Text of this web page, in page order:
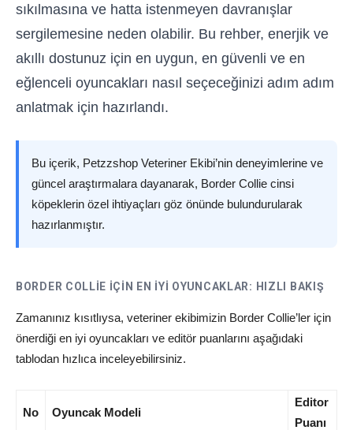
sıkılmasına ve hatta istenmeyen davranışlar
sergilemesine neden olabilir. Bu rehber, enerjik ve
akıllı dostunuz için en uygun, en güvenli ve en
eğlenceli oyuncakları nasıl seçeceğinizi adım adım
anlatmak için hazırlandı.
Bu içerik, Petzzshop Veteriner Ekibi’nin deneyimlerine ve
güncel araştırmalara dayanarak, Border Collie cinsi
köpeklerin özel ihtiyaçları göz önünde bulundurularak
hazırlanmıştır.
BORDER COLLIE İÇIN EN İYI OYUNCAKLAR: HIZLI BAKIŞ
Zamanınız kısıtlıysa, veteriner ekibimizin Border Collie’ler için
önerdiği en iyi oyuncakları ve editör puanlarını aşağıdaki
tablodan hızlıca inceleyebilirsiniz.
No Oyuncak Modeli
Editor
Puanı